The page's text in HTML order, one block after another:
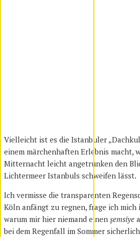
Vielleicht ist es die Istanbuler
einem märchenhaften Erlebnis macht,
Mitternacht leicht angetrunken den
Lichtermeer Istanbuls schweifen lässt.
Ich vermisse die transparenten
Köln anfängt zu regnen, frage ich
warum mir hier niemand einen şemsiye
bei dem Regenfall im Sommer